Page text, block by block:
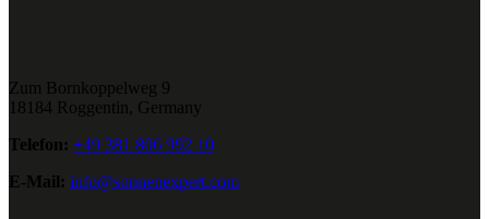
Zum Bornkoppelweg 9
18184 Roggentin, Germany
Telefon: +49 381 806 992 10
E-Mail: info@sonnenexpert.com